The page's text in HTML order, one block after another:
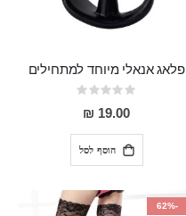
פלאג אנאלי מיוחד למתחילים
Rating:
0%
19.00 ₪
הוסף לסל
-62%